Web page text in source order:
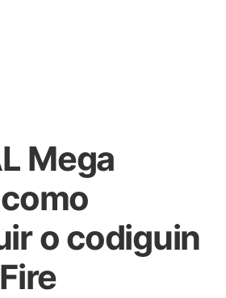
Mega
o codiguin